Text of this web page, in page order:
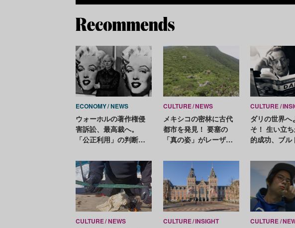
ECONOMY NEWS
ウォーホルの著作権侵
害訴訟、最高裁へ。
「公正利用」の判断と
CULTURE NEWS
メキシコの密林に古代
都市を発見！ 要塞の
「真の姿」がレーザー
CULTURE
ダリの世界へ
そ！ 生い立ちから商業
的成功、ブル
奇才の生涯
CULTURE NEWS CULTURE INSIGHT CULTURE